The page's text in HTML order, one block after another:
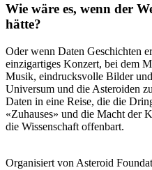
Wie wäre es, wenn der
hätte?
Oder wenn Daten Geschichten
einzigartiges Konzert, bei dem
Musik, eindrucksvolle Bilder
Universum und die Asteroiden
Daten in eine Reise, die die
«Zuhauses» und die Macht der
die Wissenschaft offenbart.
Organisiert von Asteroid